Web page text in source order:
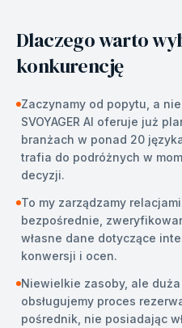
Dlaczego warto
konkurencję
Zaczynamy od popytu, a
SVOYAGER AI oferuje już
branżach w ponad 20
trafia do podróżnych w
decyzji.
To my zarządzamy
bezpośrednie,
własne dane dotyczące
konwersji i ocen.
Niewielkie zasoby, ale
obsługujemy proces
pośrednik, nie posiadając